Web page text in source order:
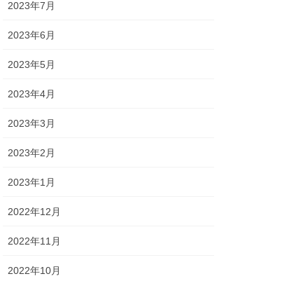
2023年7月
2023年6月
2023年5月
2023年4月
2023年3月
2023年2月
2023年1月
2022年12月
2022年11月
2022年10月